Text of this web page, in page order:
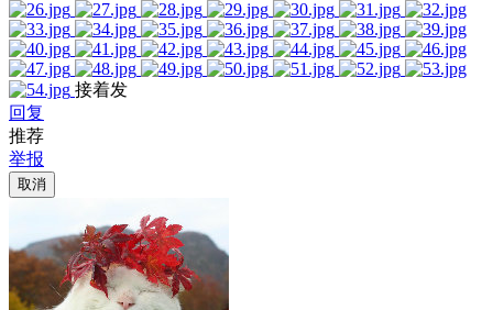
接着发
回复
推荐
举报
取消